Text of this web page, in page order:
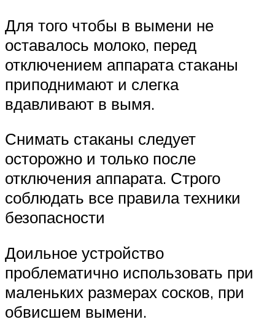
Для того чтобы в вымени не
оставалось молоко, перед
отключением аппарата стаканы
приподнимают и слегка
вдавливают в вымя.
Снимать стаканы следует
осторожно и только после
отключения аппарата. Строго
соблюдать все правила техники
безопасности
Доильное устройство
проблематично использовать при
маленьких размерах сосков, при
обвисшем вымени.